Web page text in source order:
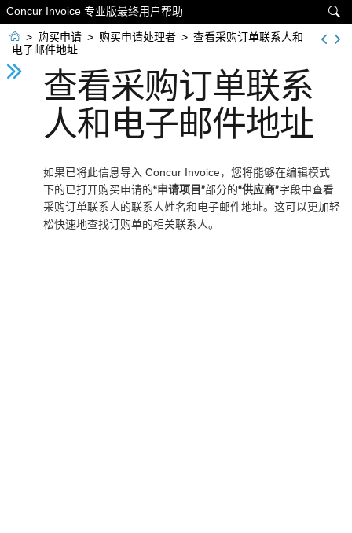

Concur Invoice 专业版最终用户帮助
 > 购买申请 > 购买申请处理者 > 查看采购订单联系人和
电子邮件地址
查看采购订单联系
人和电子邮件地址
如果已将此信息导入 Concur Invoice，您将能够在编辑模式
下的已打开购买申请的“申请项目”部分的“供应商”字段中查看
采购订单联系人的联系人姓名和电子邮件地址。这可以更加轻
松快速地查找订购单的相关联系人。